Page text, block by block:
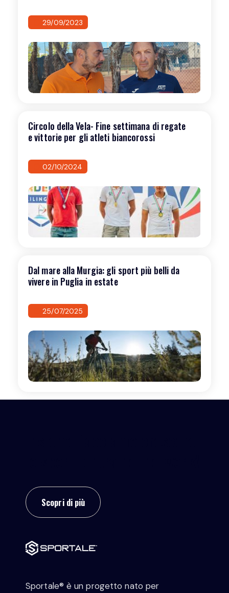
29/09/2023
Circolo della Vela- Fine settimana di regate
e vittorie per gli atleti biancorossi
02/10/2024
Dal mare alla Murgia: gli sport più belli da
vivere in Puglia in estate
25/07/2025
Scopri di più
Sportale® è un progetto nato per